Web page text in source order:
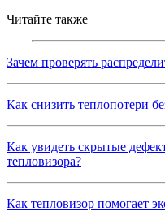
Читайте также
Зачем проверять
Как снизить теплопотери
Как увидеть скрытые
тепловизора?
Как тепловизор помогает